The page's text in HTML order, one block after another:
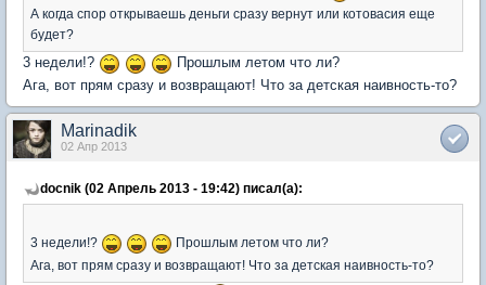
А когда спор открываешь деньги сразу вернут или котовасия еще
будет?
3 недели!?
Прошлым летом что ли?
Ага, вот прям сразу и возвращают! Что за детская наивность-то?
Marinadik
02 Апр 2013
docnik (02 Апрель 2013 - 19:42) писал(а):
3 недели!?
Прошлым летом что ли?
Ага, вот прям сразу и возвращают! Что за детская наивность-то?